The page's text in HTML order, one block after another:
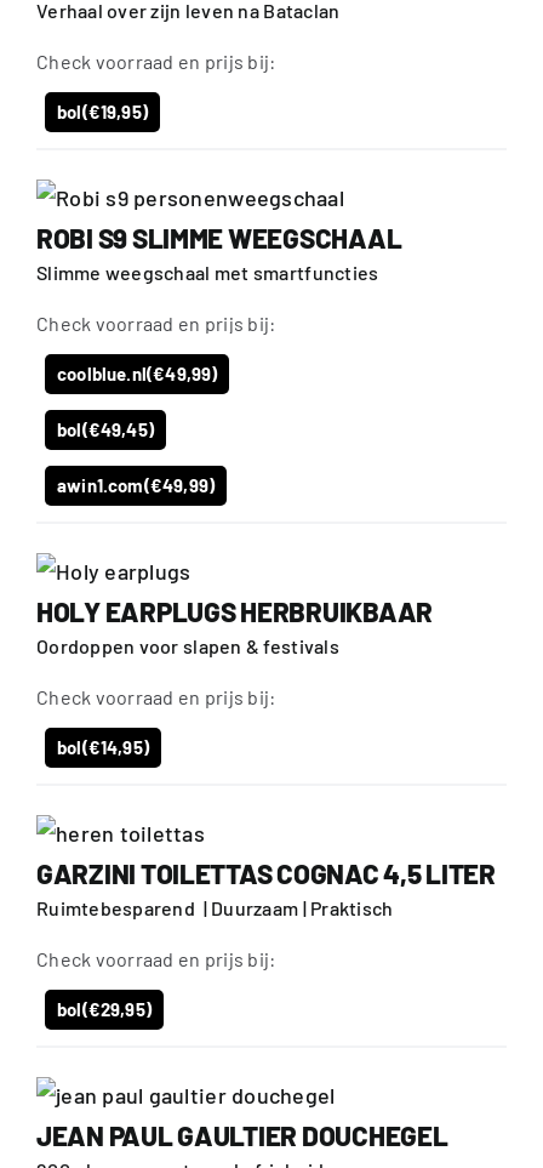
Verhaal over zijn leven na Bataclan
Check voorraad en prijs bij:
bol(€19,95)
ROBI S9 SLIMME WEEGSCHAAL
Slimme weegschaal met smartfuncties
Check voorraad en prijs bij:
coolblue.nl(€49,99)
bol(€49,45)
awin1.com(€49,99)
HOLY EARPLUGS HERBRUIKBAAR
Oordoppen voor slapen & festivals
Check voorraad en prijs bij:
bol(€14,95)
GARZINI TOILETTAS COGNAC 4,5 LITER
Ruimtebesparend | Duurzaam | Praktisch
Check voorraad en prijs bij:
bol(€29,95)
JEAN PAUL GAULTIER DOUCHEGEL